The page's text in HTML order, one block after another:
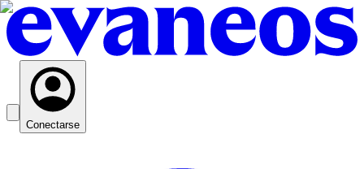
Conectarse